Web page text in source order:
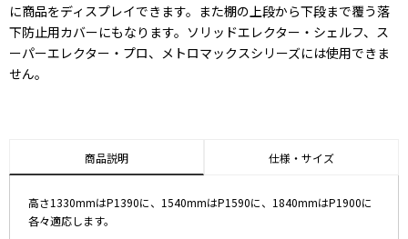
に商品をディスプレイできます。また棚の上段から下段まで覆う落
下防止用カバーにもなります。ソリッドエレクター・シェルフ、ス
ーパーエレクター・プロ、メトロマックスシリーズには使用できま
せん。
商品説明 仕様・サイズ
高さ1330mmはP1390に、1540mmはP1590に、1840mmはP1900に
各々適応します。